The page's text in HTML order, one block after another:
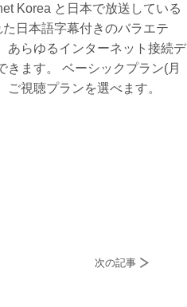
Korea と日本で放送している
日本語字幕付きのバラエテ
あらゆるインターネット接続デ
ます。 ベーシックプラン(月
視聴プランを選べます。
次の記事